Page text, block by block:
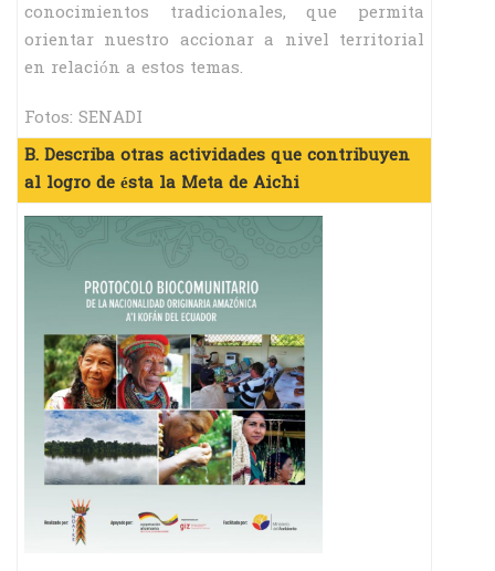
conocimientos tradicionales, que permita
orientar nuestro accionar a nivel territorial
en relación a estos temas.
Fotos: SENADI
B. Describa otras actividades que contribuyen
al logro de ésta la Meta de Aichi